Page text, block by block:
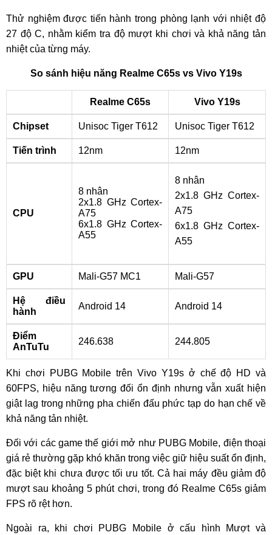
Thử nghiệm được tiến hành trong phòng lạnh với nhiệt độ
27 độ C, nhằm kiểm tra độ mượt khi chơi và khả năng tản
nhiệt của từng máy.
So sánh hiệu năng Realme C65s vs Vivo Y19s
Realme C65s Vivo Y19s
Chipset Unisoc Tiger T612 Unisoc Tiger T612
Tiến trình 12nm 12nm
CPU
8 nhân
2x1.8 GHz Cortex-
A75
6x1.8 GHz Cortex-
A55
8 nhân
2x1.8 GHz Cortex-
A75
6x1.8 GHz Cortex-
A55
GPU Mali-G57 MC1 Mali-G57
Hệ điều
hành
Android 14 Android 14
Điểm
AnTuTu
246.638 244.805
Khi chơi PUBG Mobile trên Vivo Y19s ở chế độ HD và
60FPS, hiệu năng tương đối ổn định nhưng vẫn xuất hiện
giật lag trong những pha chiến đấu phức tạp do hạn chế về
khả năng tản nhiệt.
Đối với các game thế giới mở như PUBG Mobile, điện thoại
giá rẻ thường gặp khó khăn trong việc giữ hiệu suất ổn định,
đặc biệt khi chưa được tối ưu tốt. Cả hai máy đều giảm độ
mượt sau khoảng 5 phút chơi, trong đó Realme C65s giảm
FPS rõ rệt hơn.
Ngoài ra, khi chơi PUBG Mobile ở cấu hình Mượt và